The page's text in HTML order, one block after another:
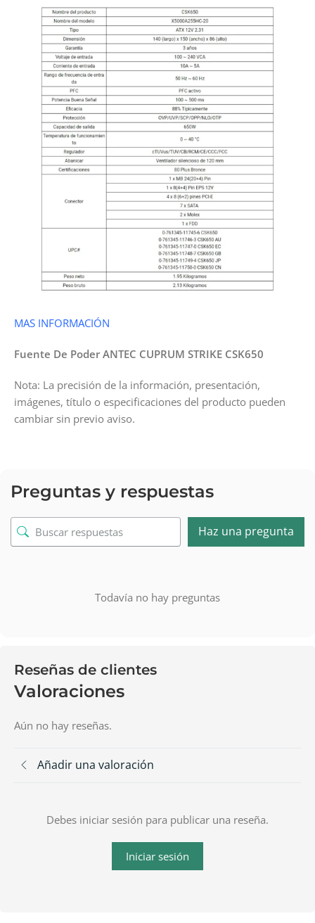
MAS INFORMACIÓN
Fuente De Poder ANTEC CUPRUM STRIKE CSK650
Nota: La precisión de la información, presentación,
imágenes, título o especificaciones del producto pueden
cambiar sin previo aviso.
Preguntas y respuestas
Haz una pregunta
Todavía no hay preguntas
Reseñas de clientes
Valoraciones
Aún no hay reseñas.
Añadir una valoración
Debes iniciar sesión para publicar una reseña.
Iniciar sesión